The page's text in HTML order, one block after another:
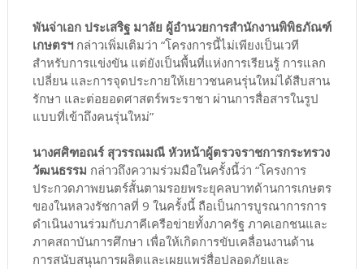
พันจ่าเอก ประเสริฐ มาลัย ผู้อำนวยการสำนักงานพิพิธภัณฑ์
เกษตรฯกล่าวเพิ่มเติมว่า “โครงการนี้ไม่เพียงเป็นเวที
สำหรับการแข่งขัน แต่ยังเป็นพื้นที่แห่งการเรียนรู้ การแลก
เปลี่ยน และการจุดประกายให้เยาวชนคนรุ่นใหม่ได้สืบสาน
รักษา และต่อยอดศาสตร์พระราชา ผ่านการสื่อสารในรูป
แบบที่เข้าถึงคนรุ่นใหม่”
นางศศิฑอณร์ สุวรรณมณี หัวหน้าผู้ตรวจราชการกระทรวง
วัฒนธรรม กล่าวถึงความร่วมมือในครั้งนี้ว่า “โครงการ
ประกวดภาพยนตร์สั้นตามรอยพระยุคลบาทด้านการเกษตร
ของในหลวงรัชกาลที่ 9 ในครั้งนี้ ถือเป็นการบูรณาการการ
ดำเนินงานร่วมกับภาคีเครือข่ายทั้งภาครัฐ ภาคเอกชนและ
ภาคสถาบันการศึกษา เพื่อให้เกิดการขับเคลื่อนงานด้าน
การสนับสนุนการผลิตและเผยแพร่สื่อปลอดภัยและ